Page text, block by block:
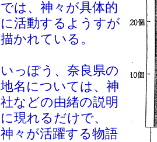
では、神々が具体的
に活動するようすが
描かれている。
いっぽう、奈良県の
地名については、神
社などの由緒の説明
に現れるだけで、
神々が活躍する物語